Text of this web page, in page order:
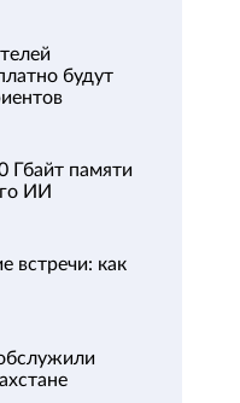
будут
Гбайт памяти
ИИ
встречи: как